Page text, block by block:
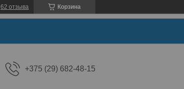
Корзина
62 отзыва
+375 (29) 682-48-15